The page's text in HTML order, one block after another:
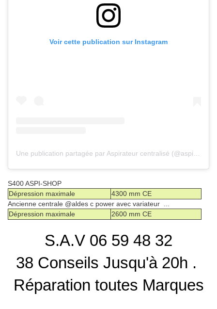
Voir cette publication sur Instagram
Une publication partagée par Aspirateur centralisé (@aspiration_centrale)
S400 ASPI-SHOP
Dépression maximale
4300 mm CE
Ancienne centrale @aldes c power avec variateur ...
Dépression maximale
2600 mm CE
S.A.V 06 59 48 32
38 Conseils Jusqu'à 20h .
Réparation toutes Marques